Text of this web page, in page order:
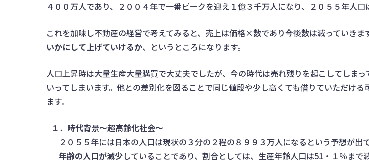
４００万人であり、２００４年で一番ピークを迎え１億３千万人になり、２０５５年人口
これを加味し不動産の経営で考えてみると、売上は価格×数であり今後数は減っていきま
いかにして上げていけるか、というところになります。
人口上昇時は大量生産大量購買で大丈夫でしたが、今の時代は売れ残りを起こしてしま
いってしまいます。他との差別化を図ることで同じ値段や少し高くても借りていただけ
ます。
１．時代背景～超高齢化社会～
２０５５年には日本の人口は現状の３分の２程の８９９３万人になるという予想が出
年齢の人口が減少していることであり、割合としては、生産年齢人口は51・１％まで